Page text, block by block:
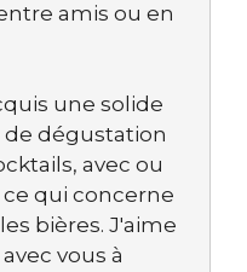
amis ou en
une solide
dégustation
avec ou
ce qui concerne
bières. J'aime
vous à